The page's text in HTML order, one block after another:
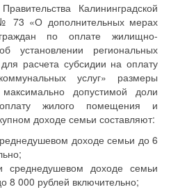
Калининградской
73 «О дополнительных мерах
по оплате жилищно-
установлении региональных
расчета субсидии на оплату
услуг» размеры
максимально допустимой доли
жилого помещения и
доходе семьи составляют:
доходе семьи до 6
среднедушевом доходе семьи
8 000 рублей включительно;